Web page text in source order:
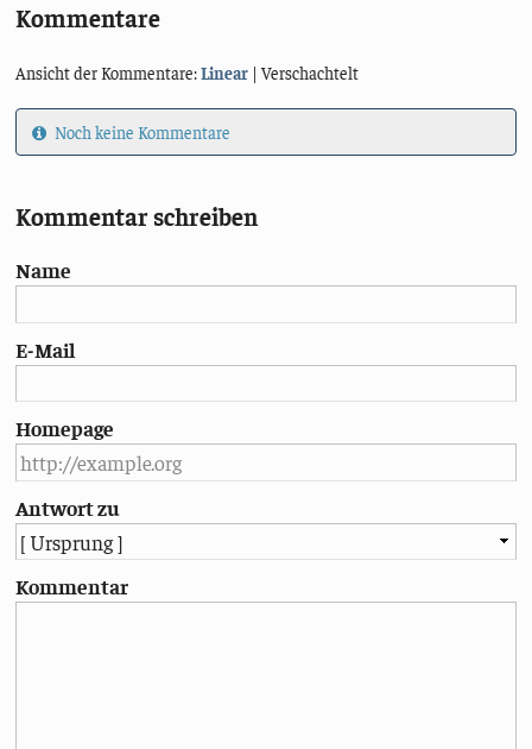
Kommentare
Ansicht der Kommentare:Linear | Verschachtelt
Noch keine Kommentare
Kommentar schreiben
Name
E-Mail
Homepage
Antwort zu
Kommentar